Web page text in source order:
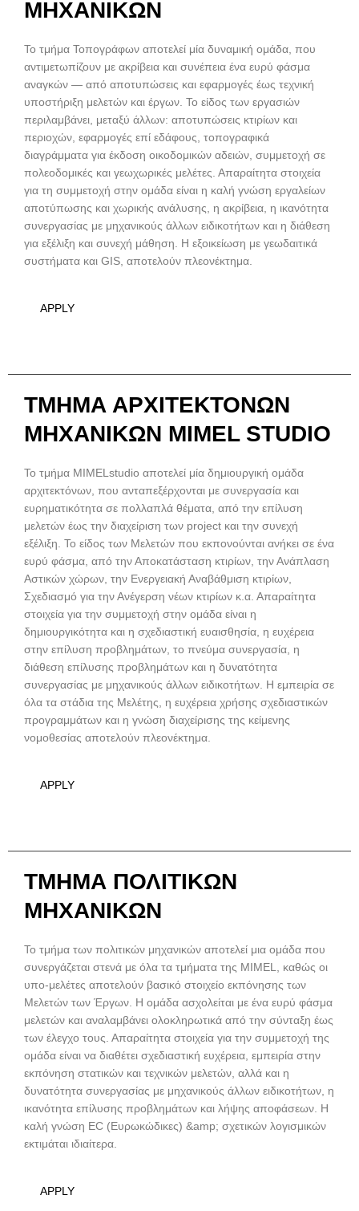
ΜΗΧΑΝΙΚΩΝ
Το τμήμα Τοπογράφων αποτελεί μία δυναμική ομάδα, που
αντιμετωπίζουν με ακρίβεια και συνέπεια ένα ευρύ φάσμα
αναγκών — από αποτυπώσεις και εφαρμογές έως τεχνική
υποστήριξη μελετών και έργων. Το είδος των εργασιών
περιλαμβάνει, μεταξύ άλλων: αποτυπώσεις κτιρίων και
περιοχών, εφαρμογές επί εδάφους, τοπογραφικά
διαγράμματα για έκδοση οικοδομικών αδειών, συμμετοχή σε
πολεοδομικές και γεωχωρικές μελέτες. Απαραίτητα στοιχεία
για τη συμμετοχή στην ομάδα είναι η καλή γνώση εργαλείων
αποτύπωσης και χωρικής ανάλυσης, η ακρίβεια, η ικανότητα
συνεργασίας με μηχανικούς άλλων ειδικοτήτων και η διάθεση
για εξέλιξη και συνεχή μάθηση. Η εξοικείωση με γεωδαιτικά
συστήματα και GIS, αποτελούν πλεονέκτημα.
APPLY
ΤΜΗΜΑ ΑΡΧΙΤΕΚΤΟΝΩΝ
ΜΗΧΑΝΙΚΩΝ MIMEL STUDIO
Το τμήμα MIMELstudio αποτελεί μία δημιουργική ομάδα
αρχιτεκτόνων, που ανταπεξέρχονται με συνεργασία και
ευρηματικότητα σε πολλαπλά θέματα, από την επίλυση
μελετών έως την διαχείριση των project και την συνεχή
εξέλιξη. Το είδος των Μελετών που εκπονούνται ανήκει σε ένα
ευρύ φάσμα, από την Αποκατάσταση κτιρίων, την Ανάπλαση
Αστικών χώρων, την Ενεργειακή Αναβάθμιση κτιρίων,
Σχεδιασμό για την Ανέγερση νέων κτιρίων κ.α. Απαραίτητα
στοιχεία για την συμμετοχή στην ομάδα είναι η
δημιουργικότητα και η σχεδιαστική ευαισθησία, η ευχέρεια
στην επίλυση προβλημάτων, το πνεύμα συνεργασία, η
διάθεση επίλυσης προβλημάτων και η δυνατότητα
συνεργασίας με μηχανικούς άλλων ειδικοτήτων. Η εμπειρία σε
όλα τα στάδια της Μελέτης, η ευχέρεια χρήσης σχεδιαστικών
προγραμμάτων και η γνώση διαχείρισης της κείμενης
νομοθεσίας αποτελούν πλεονέκτημα.
APPLY
ΤΜΗΜΑ ΠΟΛΙΤΙΚΩΝ
ΜΗΧΑΝΙΚΩΝ
Το τμήμα των πολιτικών μηχανικών αποτελεί μια ομάδα που
συνεργάζεται στενά με όλα τα τμήματα της MIMEL, καθώς οι
υπο-μελέτες αποτελούν βασικό στοιχείο εκπόνησης των
Μελετών των Έργων. Η ομάδα ασχολείται με ένα ευρύ φάσμα
μελετών και αναλαμβάνει ολοκληρωτικά από την σύνταξη έως
των έλεγχο τους. Απαραίτητα στοιχεία για την συμμετοχή της
ομάδα είναι να διαθέτει σχεδιαστική ευχέρεια, εμπειρία στην
εκπόνηση στατικών και τεχνικών μελετών, αλλά και η
δυνατότητα συνεργασίας με μηχανικούς άλλων ειδικοτήτων, η
ικανότητα επίλυσης προβλημάτων και λήψης αποφάσεων. Η
καλή γνώση ΕC (Ευρωκώδικες) &amp; σχετικών λογισμικών
εκτιμάται ιδιαίτερα.
APPLY